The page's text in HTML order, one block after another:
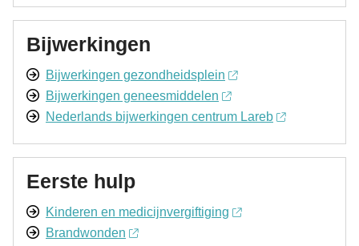
Bijwerkingen
Bijwerkingen gezondheidsplein
Bijwerkingen geneesmiddelen
Nederlands bijwerkingen centrum Lareb
Eerste hulp
Kinderen en medicijnvergiftiging
Brandwonden